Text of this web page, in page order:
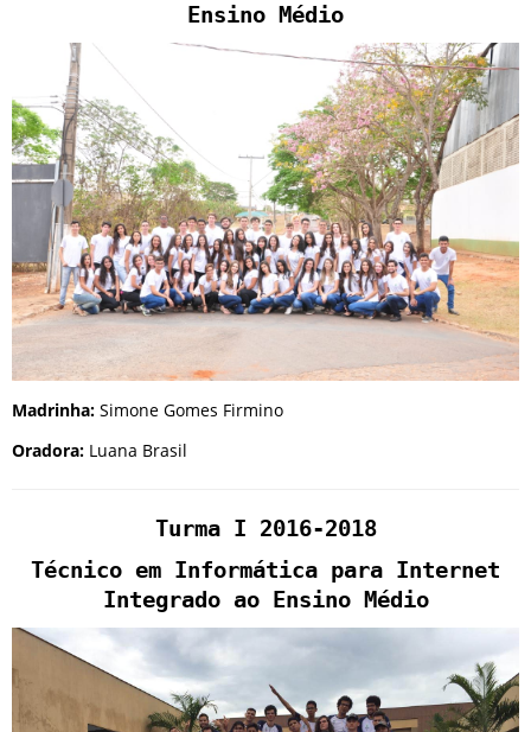
Ensino Médio
Madrinha: Simone Gomes Firmino
Oradora: Luana Brasil
Turma I 2016-2018
Técnico em Informática para Internet
Integrado ao Ensino Médio